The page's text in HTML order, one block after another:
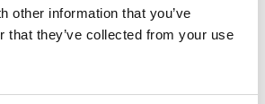
other information that you’ve
that they’ve collected from your use
COMPRA ENTRADES